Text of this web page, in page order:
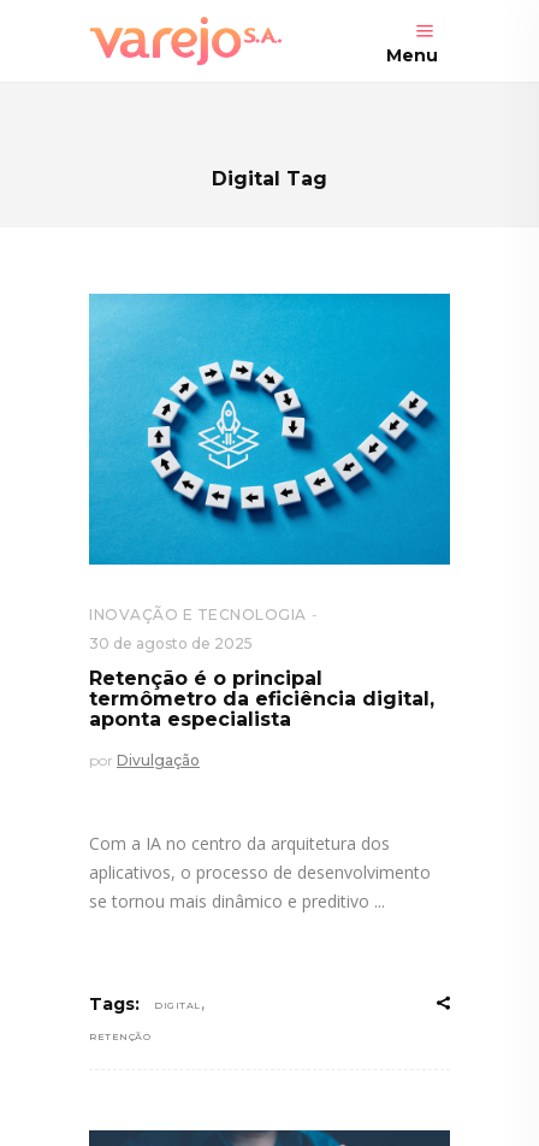
Menu
Digital Tag
INOVAÇÃO E TECNOLOGIA
30 de agosto de 2025
Retenção é o principal
termômetro da eficiência digital,
aponta especialista
por Divulgação
Com a IA no centro da arquitetura dos
aplicativos, o processo de desenvolvimento
se tornou mais dinâmico e preditivo
Tags: DIGITAL ,
RETENÇÃO